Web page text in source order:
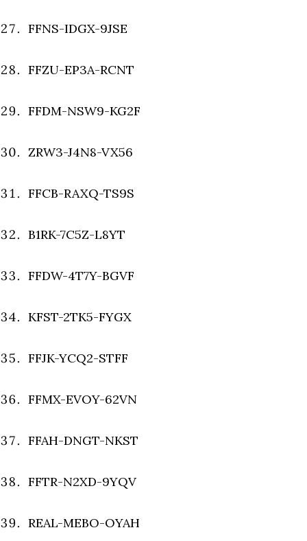
FFNS-IDGX-9JSE
FFZU-EP3A-RCNT
FFDM-NSW9-KG2F
ZRW3-J4N8-VX56
FFCB-RAXQ-TS9S
B1RK-7C5Z-L8YT
FFDW-4T7Y-BGVF
KFST-2TK5-FYGX
FFJK-YCQ2-STFF
FFMX-EVOY-62VN
FFAH-DNGT-NKST
FFTR-N2XD-9YQV
REAL-MEBO-OYAH